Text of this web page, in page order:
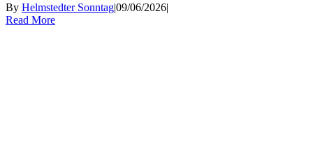
By Helmstedter Sonntag|09/06/2026|
Read More